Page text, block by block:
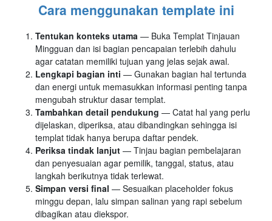
Cara menggunakan template ini
Tentukan konteks utama — Buka Templat Tinjauan
Mingguan dan isi bagian pencapaian terlebih dahulu
agar catatan memiliki tujuan yang jelas sejak awal.
Lengkapi bagian inti — Gunakan bagian hal tertunda
dan energi untuk memasukkan informasi penting tanpa
mengubah struktur dasar templat.
Tambahkan detail pendukung — Catat hal yang perlu
dijelaskan, diperiksa, atau dibandingkan sehingga isi
templat tidak hanya berupa daftar pendek.
Periksa tindak lanjut — Tinjau bagian pembelajaran
dan penyesuaian agar pemilik, tanggal, status, atau
langkah berikutnya tidak terlewat.
Simpan versi final — Sesuaikan placeholder fokus
minggu depan, lalu simpan salinan yang rapi sebelum
dibagikan atau diekspor.